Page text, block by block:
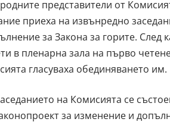
представители от
приеха на извънредно
за Закона за горите. След
в пленарна зала на първо
гласуваха обединяването им.
на Комисията се
за изменение и